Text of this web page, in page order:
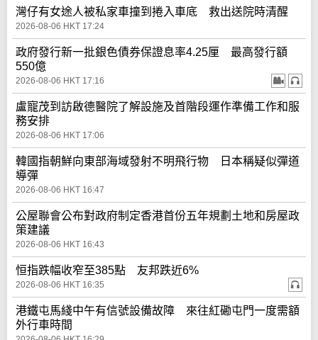
灣仔有女途人被私家車撞到捲入車底 救出送院時清醒
2026-08-06 HKT 17:24
政府發行新一批銀色債券保證息率4.25厘 最高發行額
550億
2026-08-06 HKT 17:16
盧寵茂到訪啟德醫院了解設施及首階段運作準備工作和服
務安排
2026-08-06 HKT 17:06
韓國指朝鮮向東部海域發射不明飛行物 日本稱疑似彈道
導彈
2026-08-06 HKT 16:47
公屋聯會公布對政府制定香港首份五年規劃土地和房屋政
策建議
2026-08-06 HKT 16:43
恒指跌幅收窄至385點 友邦跌近6%
2026-08-06 HKT 16:35
港鐵屯馬綫中午有信號設備故障 來往紅磡屯門一度需額
外行車時間